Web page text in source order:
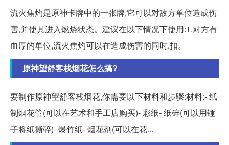
流火焦灼是原神卡牌中的一张牌,它可以对敌方单位造成伤
害,并使其进入燃烧状态。建议在以下情况下使用:1.对方有
血厚的单位,流火焦灼可以在造成伤害的同时,扣。
原神望舒客栈烟花怎么搞?
要制作原神望舒客栈烟花,你需要以下材料和步骤:材料:- 纸
制烟花管(可以在艺术和手工店购买)- 彩纸- 纸碎(可以用锤
子将纸撕碎)- 爆竹纸- 烟花剂(可以在花...